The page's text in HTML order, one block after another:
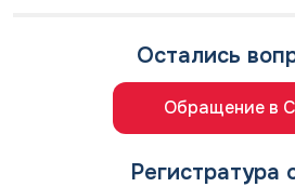
Остались
Обращение в
Регистратура